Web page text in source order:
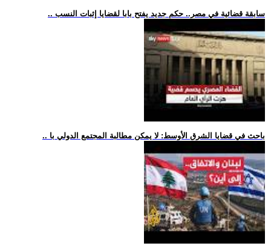
.. سابقة قضائية في مصر.. حكم جديد يفتح بابا لقضايا إثبات النسب
.. باحث في قضايا الشرق الأوسط: لا يمكن مطالبة المجتمع الدولي با